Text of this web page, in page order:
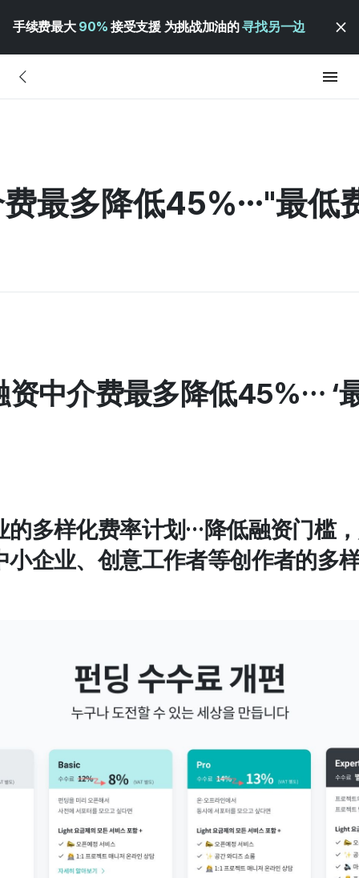
手续费最大 90% 接受支援 为挑战加油的寻找另一边
最多降低45%…"最低
资中介费最多降低45%… ‘
的多样化费率计划…降低融资门槛
企业、创意工作者等创作者的多